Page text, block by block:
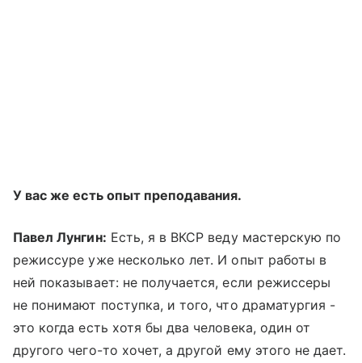
У вас же есть опыт преподавания.
Павел Лунгин: Есть, я в ВКСР веду мастерскую по
режиссуре уже несколько лет. И опыт работы в
ней показывает: не получается, если режиссеры
не понимают поступка, и того, что драматургия -
это когда есть хотя бы два человека, один от
другого чего-то хочет, а другой ему этого не дает.